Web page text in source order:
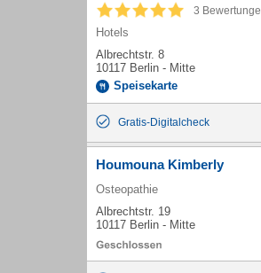
3
Hotels
Albrechtstr. 8
10117 Berlin - Mitte
Speisekarte
Gratis-Digitalcheck
Houmouna Kimberly
Osteopathie
Albrechtstr. 19
10117 Berlin - Mitte